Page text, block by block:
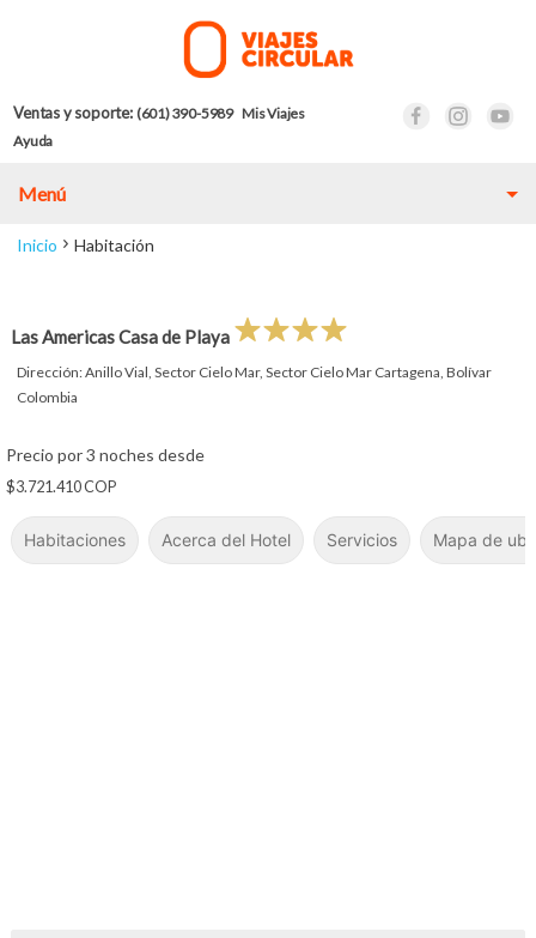
Ventas y soporte: (601) 390-5989 Mis Viajes
Ayuda
Menú
Inicio Habitación
Las Americas Casa de Playa
Dirección: Anillo Vial, Sector Cielo Mar, Sector Cielo Mar Cartagena, Bolívar
Colombia
Precio por 3 noches desde
$3.721.410 COP
Habitaciones Acerca del Hotel Servicios Mapa de